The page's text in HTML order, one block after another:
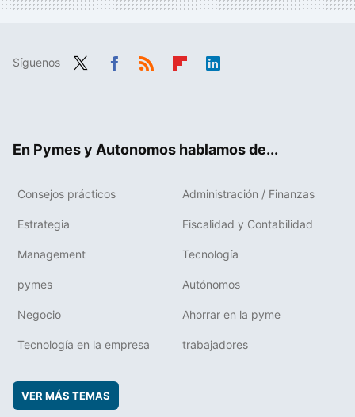
Síguenos
En Pymes y Autonomos hablamos de...
Consejos prácticos Administración / Finanzas
Estrategia Fiscalidad y Contabilidad
Management Tecnología
pymes Autónomos
Negocio Ahorrar en la pyme
Tecnología en la empresa trabajadores
VER MÁS TEMAS